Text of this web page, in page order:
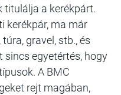
titulálja a kerékpárt.
kerékpár, ma már
gravel, stb., és
egyetértés, hogy
A BMC
rejt magában,